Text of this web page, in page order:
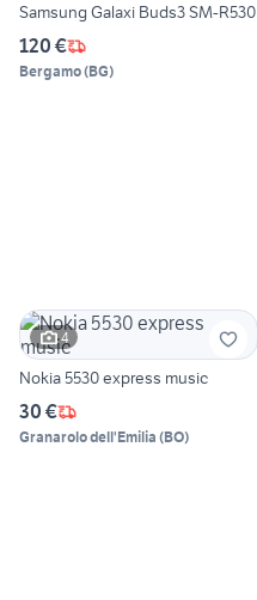
Samsung Galaxi Buds3 SM-R530
120 €
Bergamo(BG)
4
Nokia 5530 express music
30 €
Granarolo dell'Emilia (BO)